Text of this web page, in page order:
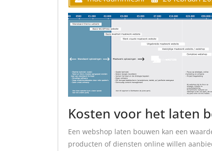
Kosten voor het laten
Een webshop laten bouwen kan een
producten of diensten online willen